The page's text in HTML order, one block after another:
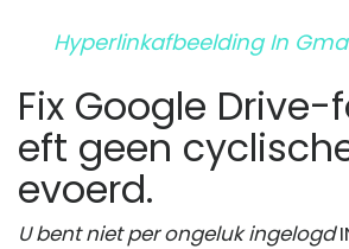
Hyperlinkafbeelding In
Fix Google Drive-
eft geen
evoerd.
U bent niet per ongeluk ingelogd